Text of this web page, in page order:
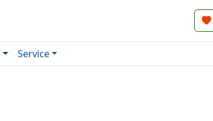
Service